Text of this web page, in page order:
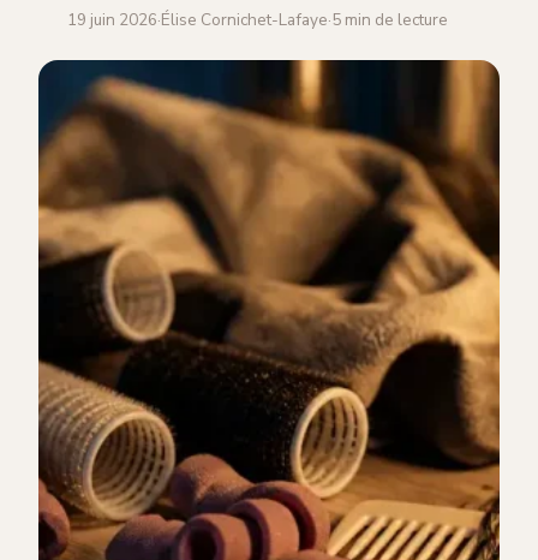
19 juin 2026·Élise Cornichet-Lafaye·5 min de lecture